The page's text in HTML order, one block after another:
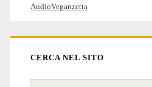
AudioVeganzetta
CERCA NEL SITO